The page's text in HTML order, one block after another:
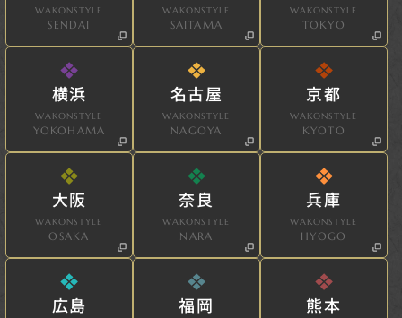
WAKONSTYLE
SENDAI
WAKONSTYLE
SAITAMA
WAKONSTYLE
TOKYO
横浜
WAKONSTYLE
YOKOHAMA
名古屋
WAKONSTYLE
NAGOYA
京都
WAKONSTYLE
KYOTO
大阪
WAKONSTYLE
OSAKA
奈良
WAKONSTYLE
NARA
兵庫
WAKONSTYLE
HYOGO
広島 福岡 熊本